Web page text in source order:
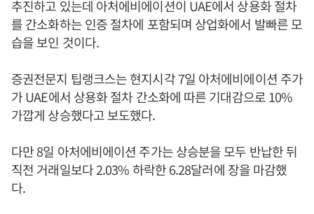
추진하고 있는데 아처에비에이션이 UAE에서 상용화 절차
를 간소화하는 인증 절차에 포함되며 상업화에서 발빠른 모
습을 보인 것이다.
증권전문지 팁랭크스는 현지시각 7일 아처에비에이션 주가
가 UAE에서 상용화 절차 간소화에 따른 기대감으로 10%
가깝게 상승했다고 보도했다.
다만 8일 아처에비에이션 주가는 상승분을 모두 반납한 뒤
직전 거래일보다 2.03% 하락한 6.28달러에 장을 마감했
다.